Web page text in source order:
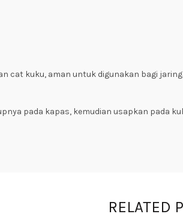
cat kuku, aman untuk digunakan bagi
pada kapas, kemudian usapkan pada
RELATED